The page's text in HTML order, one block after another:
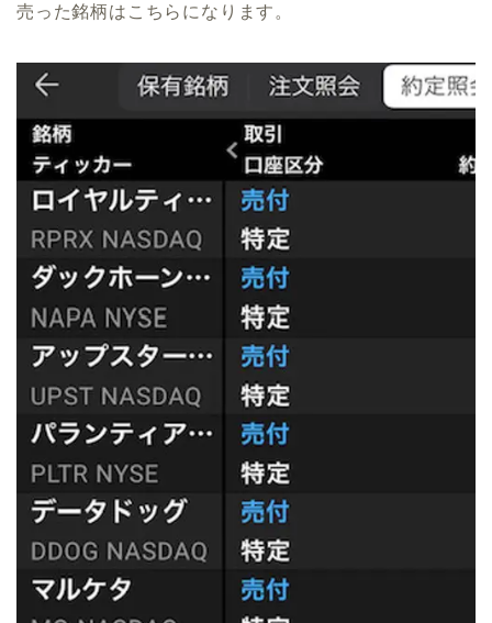
売った銘柄はこちらになります。